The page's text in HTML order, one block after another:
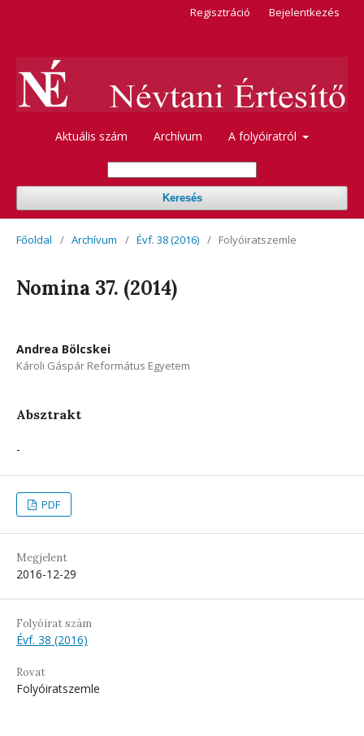
Aktuális szám Archívum A folyóiratról
Keresés
Regisztráció Bejelentkezés
Főoldal / Archívum / Évf. 38 (2016) / Folyóiratszemle
Nomina 37. (2014)
Andrea Bölcskei
Károli Gáspár Református Egyetem
Absztrakt
-
PDF
Megjelent
2016-12-29
Folyóirat szám
Évf. 38 (2016)
Rovat
Folyóiratszemle